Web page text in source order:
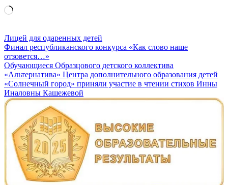
Загрузка…
Лицей для одаренных детей
Навигация
по
записям
Финал республиканского конкурса «Как слово наше
отзовется…»
Обучающиеся Образцового детского коллектива
«Альтернатива» Центра дополнительного образования детей
«Солнечный город» приняли участие в чтении стихов Инны
Иналовны Кашежевой